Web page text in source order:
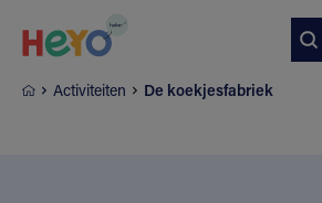
Activiteiten De koekjesfabriek